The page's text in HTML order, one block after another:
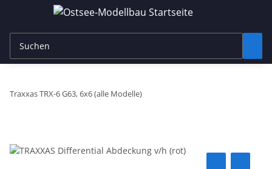
Traxxas TRX-6 G63, 6x6 (alle Modelle)